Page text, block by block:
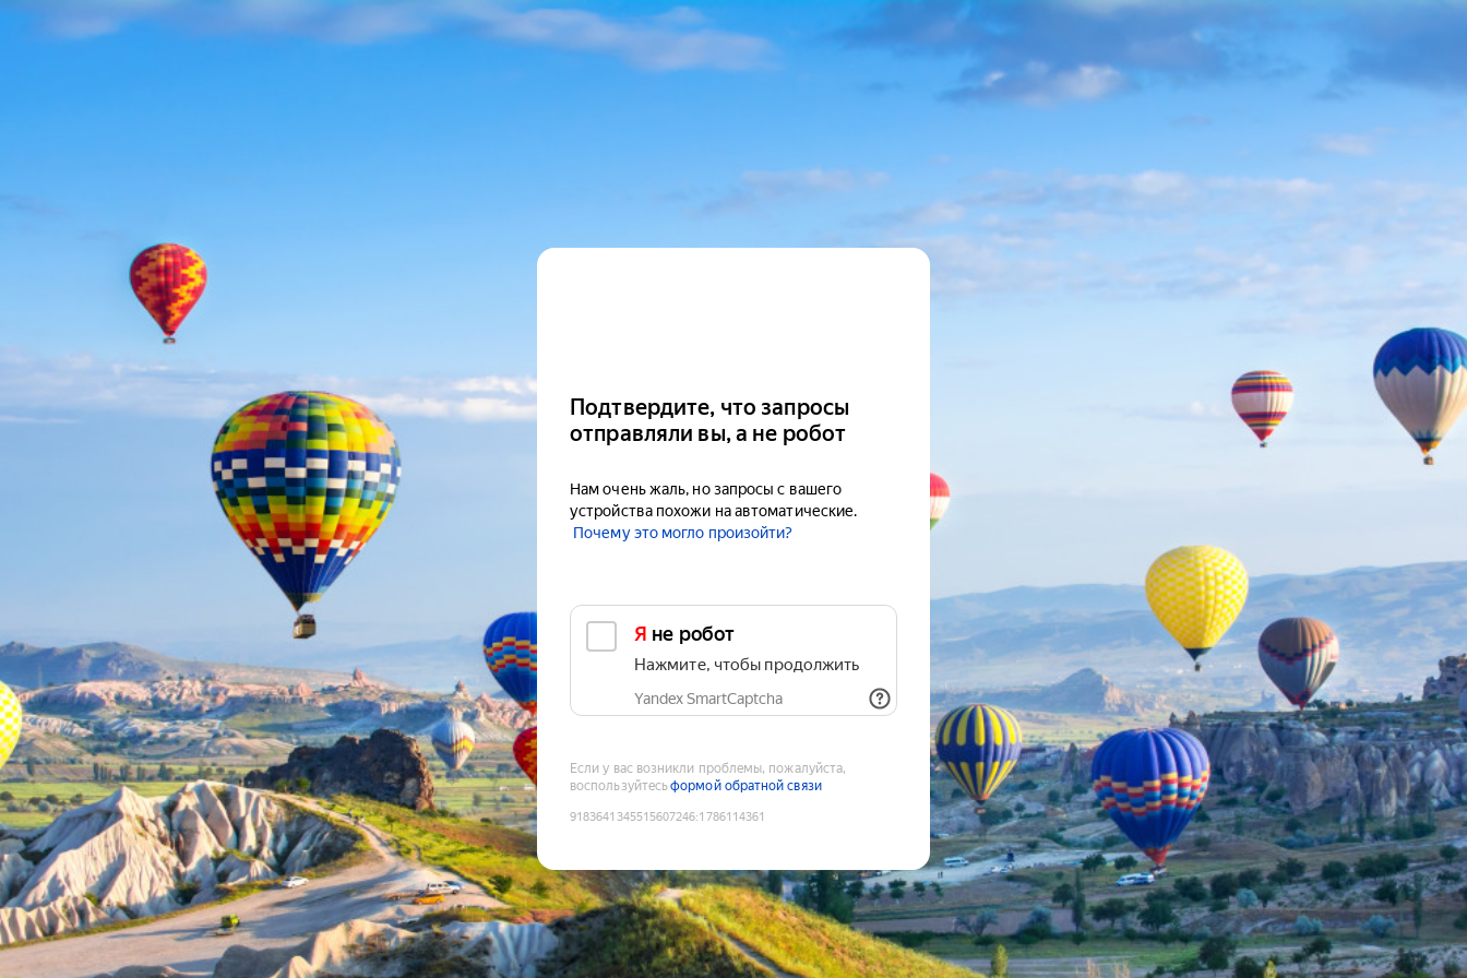
Подтвердите, что запросы
отправляли вы, а не робот
Нам очень жаль, но запросы с вашего
устройства похожи на автоматические.
Почему это могло произойти?
Я не робот
Нажмите, чтобы продолжить
Yandex SmartCaptcha
Если у вас возникли проблемы, пожалуйста,
воспользуйтесьформой обратной связи
9183641345515607246:1786114361